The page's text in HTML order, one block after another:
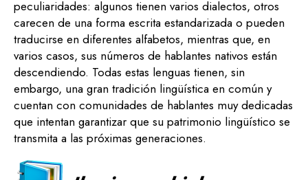
peculiaridades: algunos tienen varios dialectos, otros
carecen de una forma escrita estandarizada o pueden
traducirse en diferentes alfabetos, mientras que, en
varios casos, sus números de hablantes nativos están
descendiendo. Todas estas lenguas tienen, sin
embargo, una gran tradición lingüística en común y
cuentan con comunidades de hablantes muy dedicadas
que intentan garantizar que su patrimonio lingüístico se
transmita a las próximas generaciones.